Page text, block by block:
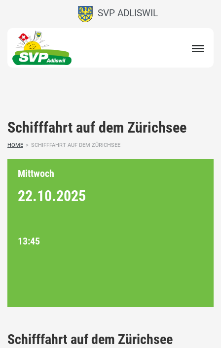
SVP ADLISWIL
Schifffahrt auf dem Zürichsee
HOME > SCHIFFFAHRT AUF DEM ZÜRICHSEE
Mittwoch
22.10.2025
13:45
Schifffahrt auf dem Zürichsee